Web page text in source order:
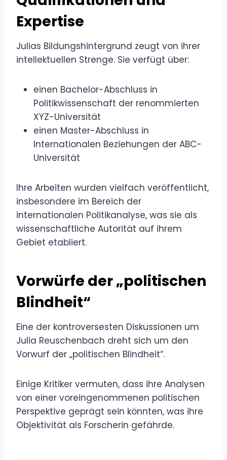
Expertise
Julias Bildungshintergrund zeugt von ihrer
intellektuellen Strenge. Sie verfügt über:
einen Bachelor-Abschluss in
Politikwissenschaft der renommierten
XYZ-Universität
einen Master-Abschluss in
Internationalen Beziehungen der ABC-
Universität
Ihre Arbeiten wurden vielfach veröffentlicht,
insbesondere im Bereich der
internationalen Politikanalyse, was sie als
wissenschaftliche Autorität auf ihrem
Gebiet etabliert.
Vorwürfe der „politischen
Blindheit“
Eine der kontroversesten Diskussionen um
Julia Reuschenbach dreht sich um den
Vorwurf der „politischen Blindheit“.
Einige Kritiker vermuten, dass ihre Analysen
von einer voreingenommenen politischen
Perspektive geprägt sein könnten, was ihre
Objektivität als Forscherin gefährde.